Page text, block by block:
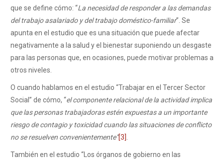
que se define cómo: “La necesidad de responder a las demandas
del trabajo asalariado y del trabajo doméstico-familiar”. Se
apunta en el estudio que es una situación que puede afectar
negativamente a la salud y el bienestar suponiendo un desgaste
para las personas que, en ocasiones, puede motivar problemas a
otros niveles.
O cuando hablamos en el estudio “Trabajar en el Tercer Sector
Social” de cómo, “el componente relacional de la actividad implica
que las personas trabajadoras estén expuestas a un importante
riesgo de contagio y toxicidad cuando las situaciones de conflicto
no se resuelven convenientemente”[3]
También en el estudio “Los órganos de gobierno en las